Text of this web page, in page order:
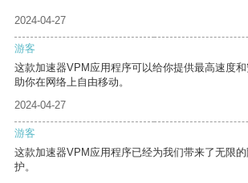
2024-04-27
游客
这款加速器VPM应用程序可以给你提供最高速度
助你在网络上自由移动。
2024-04-27
游客
这款加速器VPM应用程序已经为我们带来了无限
护。